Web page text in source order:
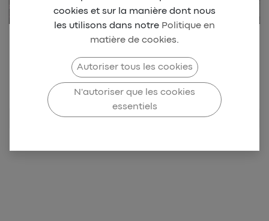
Retrouvez notre collection
Beach park Dionysien
TENNIS CLUB
MUNICIPAL DU
cookies et sur la manière dont nous
les utilisons dans notre Politique en
matière de cookies
Autoriser tous les cookies
N'autoriser que les cookies
essentiels